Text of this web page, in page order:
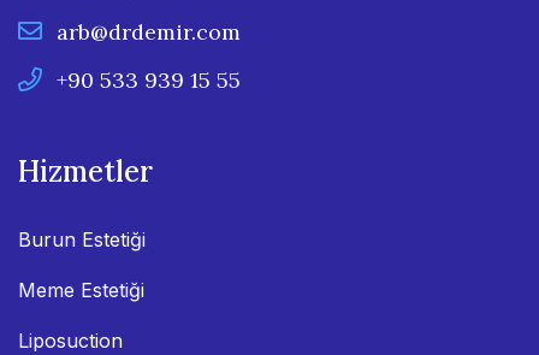
arb@drdemir.com
+90 533 939 15 55
Hizmetler
Burun Estetiği
Meme Estetiği
Liposuction